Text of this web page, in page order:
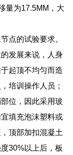
量为17.5MM，大
点的试验要求。
发展来说，人身
起顶不均匀而造
培训操作人员；
位，因此采用玻
填充泡沫塑料或
顶部加扣混凝土
30%以上后，板